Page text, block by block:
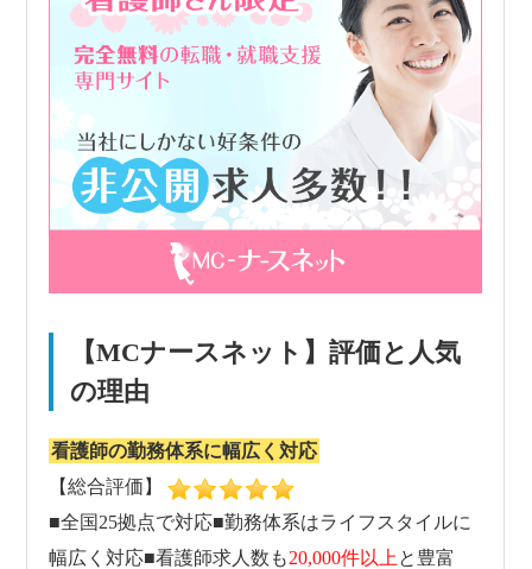
【MCナースネット】評価と人気
の理由
看護師の勤務体系に幅広く対応
【総合評価】
■全国25拠点で対応■勤務体系はライフスタイルに
幅広く対応■看護師求人数も20,000件以上 と豊富